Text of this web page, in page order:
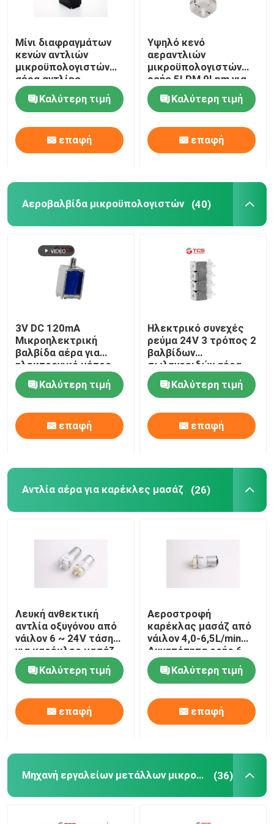
Μίνι διαφραγμάτων
κενών αντλιών
μικροϋπολογιστών
αέρα αντλίες
ΣΥΝΕΧΩΝ 12V 24V
17W 15LPM
Καλύτερη τιμή
επαφή
Υψηλό κενό
αεραντλιών
μικροϋπολογιστών
ροής 5LPM 9Lpm για
την αυτοκινητική
υποστήριξη μέσης
Καλύτερη τιμή
επαφή
Αεροβαλβίδα μικροϋπολογιστών (40)
3V DC 120mA
Μικροηλεκτρική
βαλβίδα αέρα για
ηλεκτρονικό μέτρο
αρτηριακής πίεσης
ιατρική οθόνη
Καλύτερη τιμή
επαφή
Ηλεκτρικό συνεχές
ρεύμα 24V 3 τρόπος 2
βαλβίδων
σωληνοειδών αέρα
μικροϋπολογιστών
βαλβίδα σωληνοειδών
θέσης
Καλύτερη τιμή
επαφή
Αντλία αέρα για καρέκλες μασάζ (26)
Λευκή ανθεκτική
αντλία οξυγόνου από
νάιλον 6 ~ 24V τάση
για καρέκλες μασάζ
αυτοκινήτου
Καλύτερη τιμή
επαφή
Αεροστροφή
καρέκλας μασάζ από
νάιλον 4,0-6,5L/min
Δυνατότητα ροής 6-
24V
Καλύτερη τιμή
επαφή
Μηχανή εργαλείων μετάλλων μικροϋπολογιστών (36)